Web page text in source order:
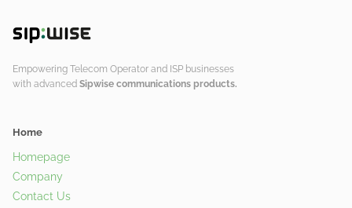
Empowering Telecom Operator and ISP businesses
with advanced Sipwise communications products.
Home
Homepage
Company
Contact Us